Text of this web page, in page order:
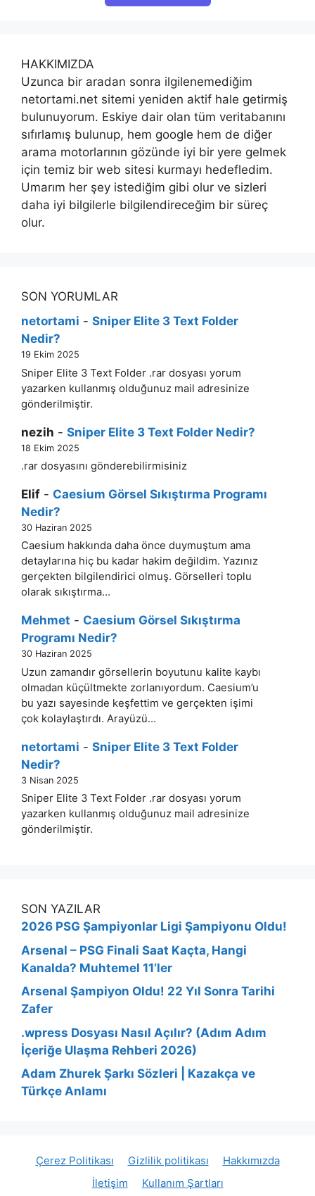
HAKKIMIZDA
Uzunca bir aradan sonra ilgilenemediğim
netortami.net sitemi yeniden aktif hale getirmiş
bulunuyorum. Eskiye dair olan tüm veritabanını
sıfırlamış bulunup, hem google hem de diğer
arama motorlarının gözünde iyi bir yere gelmek
için temiz bir web sitesi kurmayı hedefledim.
Umarım her şey istediğim gibi olur ve sizleri
daha iyi bilgilerle bilgilendireceğim bir süreç
olur.
SON YORUMLAR
netortami - Sniper Elite 3 Text Folder
Nedir?
19 Ekim 2025
Sniper Elite 3 Text Folder .rar dosyası yorum
yazarken kullanmış olduğunuz mail adresinize
gönderilmiştir.
nezih - Sniper Elite 3 Text Folder Nedir?
18 Ekim 2025
.rar dosyasını gönderebilirmisiniz
Elif - Caesium Görsel Sıkıştırma Programı
Nedir?
30 Haziran 2025
Caesium hakkında daha önce duymuştum ama
detaylarına hiç bu kadar hakim değildim. Yazınız
gerçekten bilgilendirici olmuş. Görselleri toplu
olarak sıkıştırma…
Mehmet - Caesium Görsel Sıkıştırma
Programı Nedir?
30 Haziran 2025
Uzun zamandır görsellerin boyutunu kalite kaybı
olmadan küçültmekte zorlanıyordum. Caesium’u
bu yazı sayesinde keşfettim ve gerçekten işimi
çok kolaylaştırdı. Arayüzü…
netortami - Sniper Elite 3 Text Folder
Nedir?
3 Nisan 2025
Sniper Elite 3 Text Folder .rar dosyası yorum
yazarken kullanmış olduğunuz mail adresinize
gönderilmiştir.
SON YAZILAR
2026 PSG Şampiyonlar Ligi Şampiyonu Oldu!
Arsenal – PSG Finali Saat Kaçta, Hangi
Kanalda? Muhtemel 11’ler
Arsenal Şampiyon Oldu! 22 Yıl Sonra Tarihi
Zafer
.wpress Dosyası Nasıl Açılır? (Adım Adım
İçeriğe Ulaşma Rehberi 2026)
Adam Zhurek Şarkı Sözleri | Kazakça ve
Türkçe Anlamı
Çerez Politikası Gizlilik politikası
Hakkımızda
İletişim
Kullanım Şartları